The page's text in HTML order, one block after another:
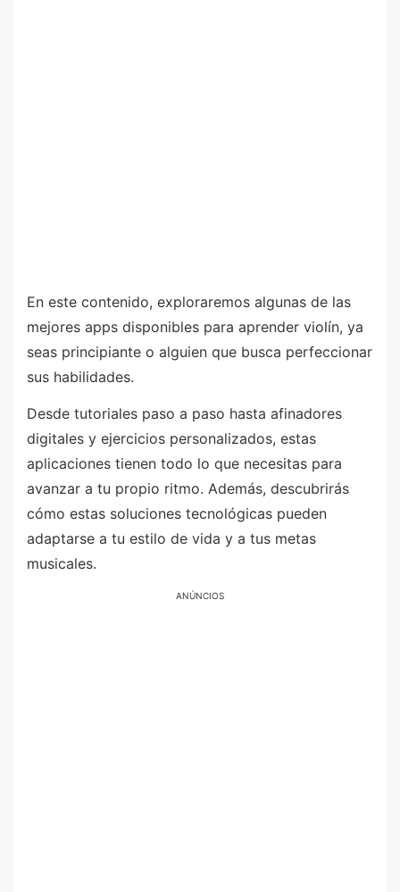
En este contenido, exploraremos algunas de las
mejores apps disponibles para aprender violín, ya
seas principiante o alguien que busca perfeccionar
sus habilidades.
Desde tutoriales paso a paso hasta afinadores
digitales y ejercicios personalizados, estas
aplicaciones tienen todo lo que necesitas para
avanzar a tu propio ritmo. Además, descubrirás
cómo estas soluciones tecnológicas pueden
adaptarse a tu estilo de vida y a tus metas
musicales.
ANÚNCIOS